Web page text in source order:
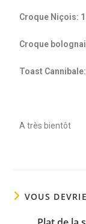
Croque Niçois:
Croque
Toast
A très bientôt
VOUS